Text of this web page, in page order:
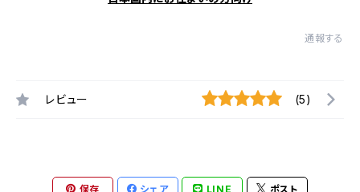
通報する
レビュー (5)
保存 シェア LINE ポスト